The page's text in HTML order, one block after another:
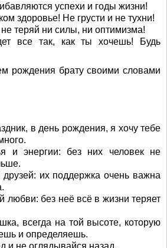
успехи и годы жизни!
здоровье! Не грусти и не тухни!
теряй ни силы, ни оптимизма!
все так, как ты хочешь! Будь
рождения брату своими словами
в день рождения, я хочу тебе
и энергии: без них человек не
их поддержка очень важна
любви: без неё всё в жизни теряет
всегда на той высоте, которую
и определяешь.
и не оглядывайся назад.